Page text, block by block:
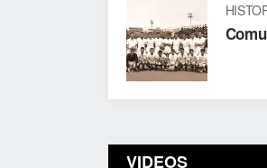
VIDEOS